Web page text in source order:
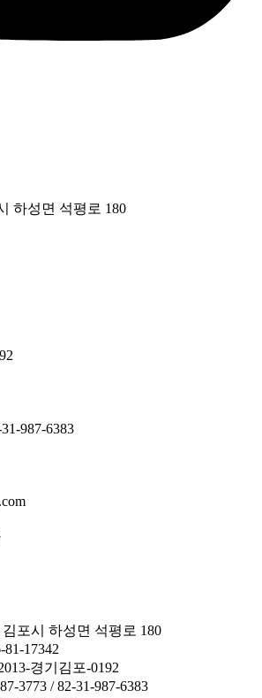
하성면 석평로 180
987-6383
포시 하성면 석평로 180
17342
경기김포-0192
3773 / 82-31-987-6383